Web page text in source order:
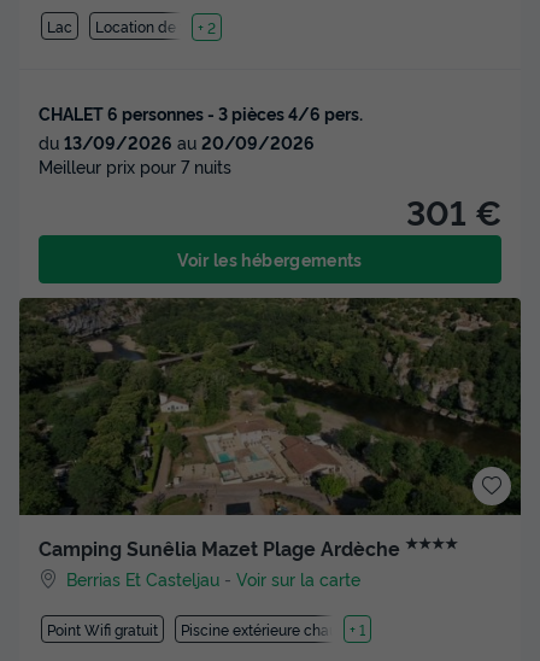
Lac Location de vélos
+ 2
CHALET 6 personnes - 3 pièces 4/6 pers.
du 13/09/2026 au 20/09/2026
Meilleur prix pour 7 nuits
301 €
Voir les hébergements
Camping Sunêlia Mazet Plage Ardèche ★★★★
Berrias Et Casteljau -Voir sur la carte
Point Wifi gratuit Piscine extérieure chauffée
+ 1